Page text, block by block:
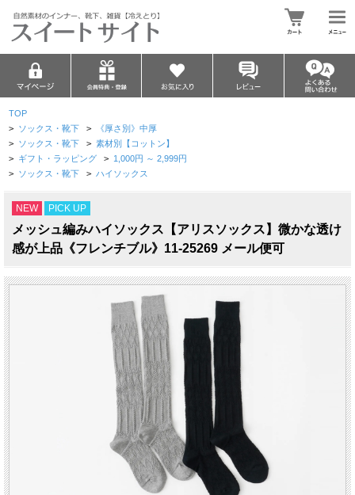
TOP
> ソックス・靴下 > 《厚さ別》中厚
> ソックス・靴下 > 素材別【コットン】
> ギフト・ラッピング > 1,000円 ～ 2,999円
> ソックス・靴下 > ハイソックス
NEW PICK UP
メッシュ編みハイソックス【アリスソックス】微かな透け
感が上品《フレンチブル》11-25269 メール便可